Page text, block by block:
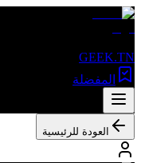
GEEK.TN
المفضلة
العودة للرئيسية